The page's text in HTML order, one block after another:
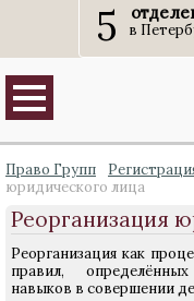
5 в
Право Групп
юридического лица
Реорганизация
Реорганизация как
правил,
навыков в совершении